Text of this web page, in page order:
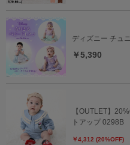
ディズニー チュ
￥5,390
【OUTLET】
トアップ 0298B
￥4,312 (20%OFF)